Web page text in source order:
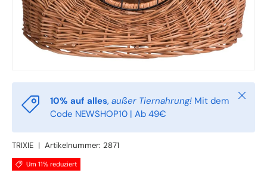
10% auf alles, außer Tiernahrung! Mit dem
Code NEWSHOP10 | Ab 49€
TRIXIE | Artikelnummer: 2871
Um 11% reduziert